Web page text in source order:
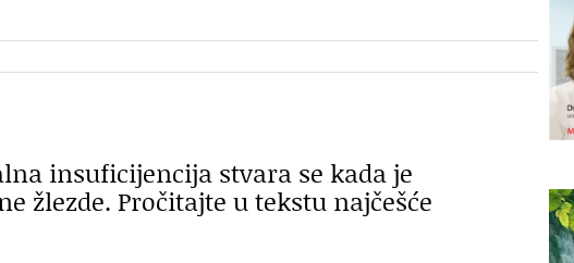
insuficijencija stvara se kada je
žlezde. Pročitajte u tekstu najčešće